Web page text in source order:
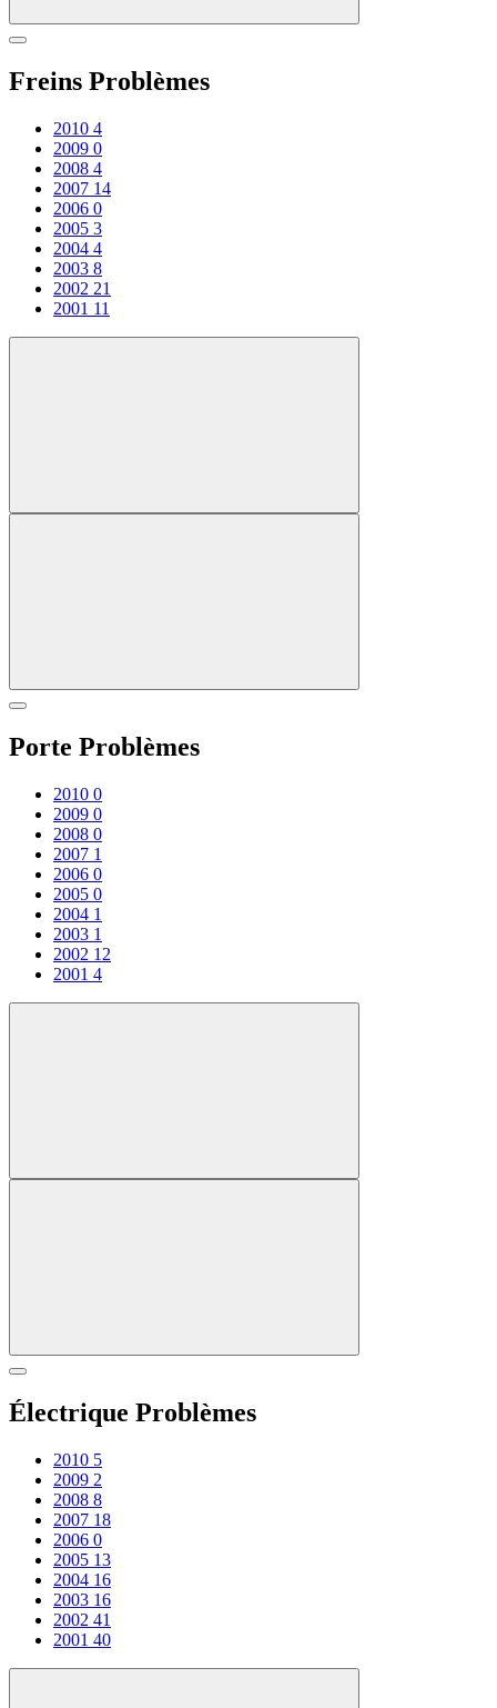
Freins Problèmes
2010 4
2009 0
2008 4
2007 14
2006 0
2005 3
2004 4
2003 8
2002 21
2001 11
Porte Problèmes
2010 0
2009 0
2008 0
2007 1
2006 0
2005 0
2004 1
2003 1
2002 12
2001 4
Électrique Problèmes
2010 5
2009 2
2008 8
2007 18
2006 0
2005 13
2004 16
2003 16
2002 41
2001 40